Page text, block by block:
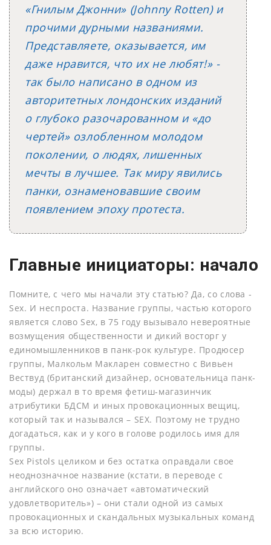
«Гнилым Джонни» (Johnny Rotten) и
прочими дурными названиями.
Представляете, оказывается, им
даже нравится, что их не любят!» -
так было написано в одном из
авторитетных лондонских изданий
о глубоко разочарованном и «до
чертей» озлобленном молодом
поколении, о людях, лишенных
мечты в лучшее. Так миру явились
панки, ознаменовавшие своим
появлением эпоху протеста.
Главные инициаторы: начало
Помните, с чего мы начали эту статью? Да, со слова -
Sex. И неспроста. Название группы, частью которого
является слово Sex, в 75 году вызывало невероятные
возмущения общественности и дикий восторг у
единомышленников в панк-рок культуре. Продюсер
группы, Малкольм Макларен совместно с Вивьен
Вествуд (британский дизайнер, основательница панк-
моды) держал в то время фетиш-магазинчик
атрибутики БДСМ и иных провокационных вещиц,
который так и назывался – SEX. Поэтому не трудно
догадаться, как и у кого в голове родилось имя для
группы.
Sex Pistols целиком и без остатка оправдали свое
неоднозначное название (кстати, в переводе с
английского оно означает «автоматический
удовлетворитель») – они стали одной из самых
провокационных и скандальных музыкальных команд
за всю историю.